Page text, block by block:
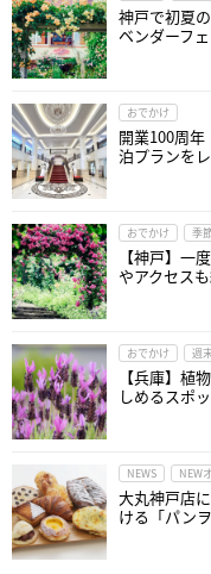
神戸で初夏
ベンダーフ
おでかけ
開業100周
泊プランを
おでかけ 季
【神戸】一
やアクセス
おでかけ 週
【兵庫】植
しめるスポ
NEWS NEW
大丸神戸店
ける「パン